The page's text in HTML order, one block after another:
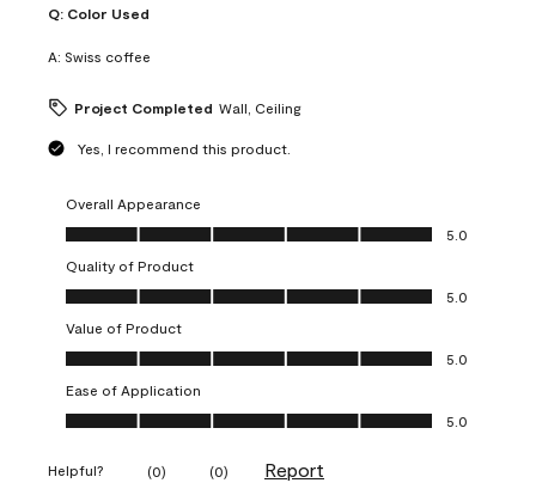
Q: Color Used
A: Swiss coffee
Project Completed Wall, Ceiling
Yes, I recommend this product.
Overall Appearance
Overall Appearance, 5.0 out of 5
5.0
Quality of Product
Quality of Product, 5.0 out of 5
5.0
Value of Product
Value of Product, 5.0 out of 5
5.0
Ease of Application
Ease of Application, 5.0 out of 5
5.0
Helpful? (0) (0) Report